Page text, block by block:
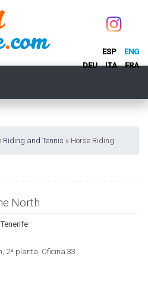
ESP
ENG
DEU
ITA FRA
Riding and Tennis » Horse Riding
North
2ª planta, Oficina 33.